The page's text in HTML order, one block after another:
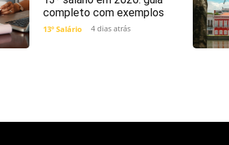
completo com exemplos
13º Salário 4 dias atrás